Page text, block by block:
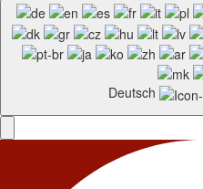
Deutsch